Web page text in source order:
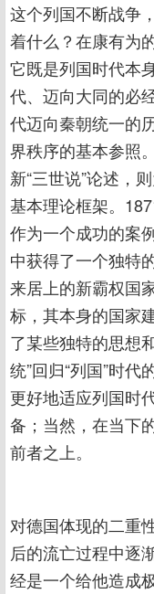
这个列国不断战争
着什么？在康有为
它既是列国时代本
代、迈向大同的必
代迈向秦朝统一的
界秩序的基本参照
新“三世说”论述，
基本理论框架。
作为一个成功的案
中获得了一个独
来居上的新霸权国
标，其本身的国家
了某些独特的思想
统”回归“列国”时
更好地适应列国时
备；当然，在当下
前者之上。
对德国体现的二重
后的流亡过程中逐
经是一个给他造成